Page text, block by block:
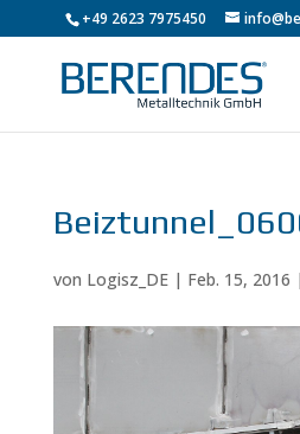
+49 2623 7975450
von Logisz_DE| Feb. 15, 2016 |